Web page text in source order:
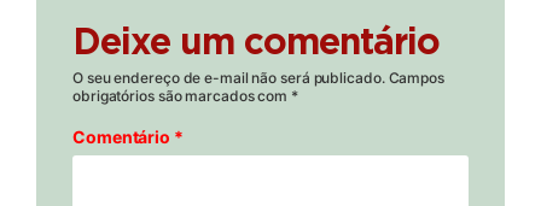
Deixe um comentário
O seu endereço de e-mail não será publicado. Campos
obrigatórios são marcados com *
Comentário *